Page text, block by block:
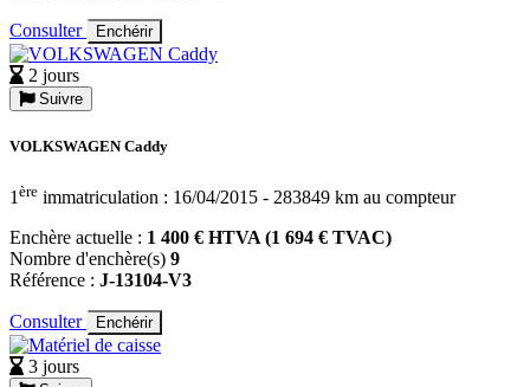
Consulter Enchérir
2 jours
Suivre
VOLKSWAGEN Caddy
1 ère immatriculation : 16/04/2015 - 283849 km au compteur
Enchère actuelle : 1 400 € HTVA (1 694 € TVAC)
Nombre d'enchère(s) 9
Référence : J-13104-V3
Consulter Enchérir
3 jours